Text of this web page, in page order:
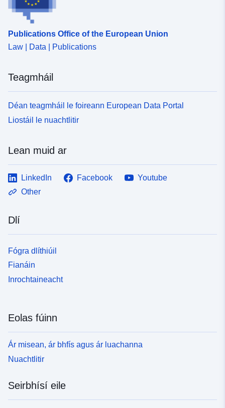
Publications Office of the European Union
Law | Data | Publications
Teagmháil
Déan teagmháil le foireann European Data Portal
Liostáil le nuachtlitir
Lean muid ar
LinkedIn Facebook
Youtube
Other
Dlí
Fógra dlíthiúil
Fianáin
Inrochtaineacht
Eolas fúinn
Ár misean, ár bhfís agus ár luachanna
Nuachtlitir
Seirbhísí eile